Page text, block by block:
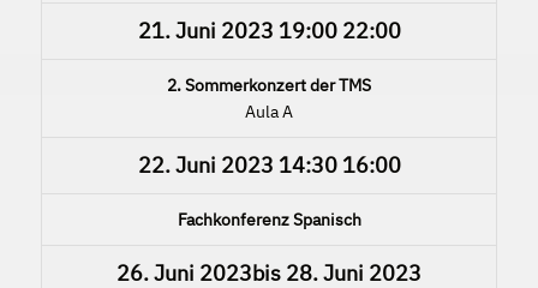
21. Juni 2023 19:00 22:00
2. Sommerkonzert der TMS
Aula A
22. Juni 2023 14:30 16:00
Fachkonferenz Spanisch
26. Juni 2023bis 28. Juni 2023